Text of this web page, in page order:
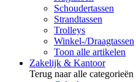
Schoudertassen
Strandtassen
Trolleys
Winkel-/Draagtassen
Toon alle artikelen
Zakelijk & Kantoor
Terug naar alle categorieën